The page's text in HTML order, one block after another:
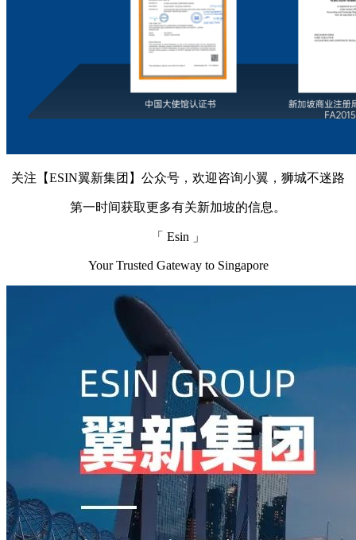
关注【ESIN翼新集团】公众号，欢迎咨询小翼，狮城不迷路
第一时间获取更多有关新加坡的信息。
「 Esin 」
Your Trusted Gateway to Singapore